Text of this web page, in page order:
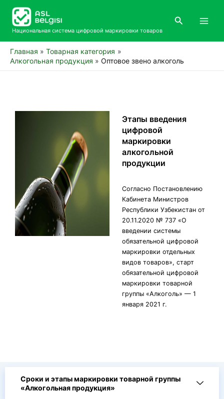
Перейти
содержимому
Национальная система цифровой маркировки товаров
Поиск
Главная
Товарная категория
Алкогольная продукция
Оптовое звено алкоголь
Этапы введения
цифровой
маркировки
алкогольной
продукции
Согласно Постановлению
Кабинета Министров
Республики Узбекистан от
20.11.2020 № 737 «О
введении системы
обязательной цифровой
маркировки отдельных
видов товаров», старт
обязательной цифровой
маркировки товарной
группы «Алкоголь» — 1
января 2021 г.
Сроки и этапы маркировки товарной группы
«Алкогольная продукция»